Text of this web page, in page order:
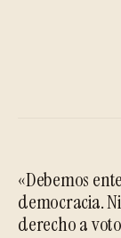
«Debemos
democracia.
derecho a